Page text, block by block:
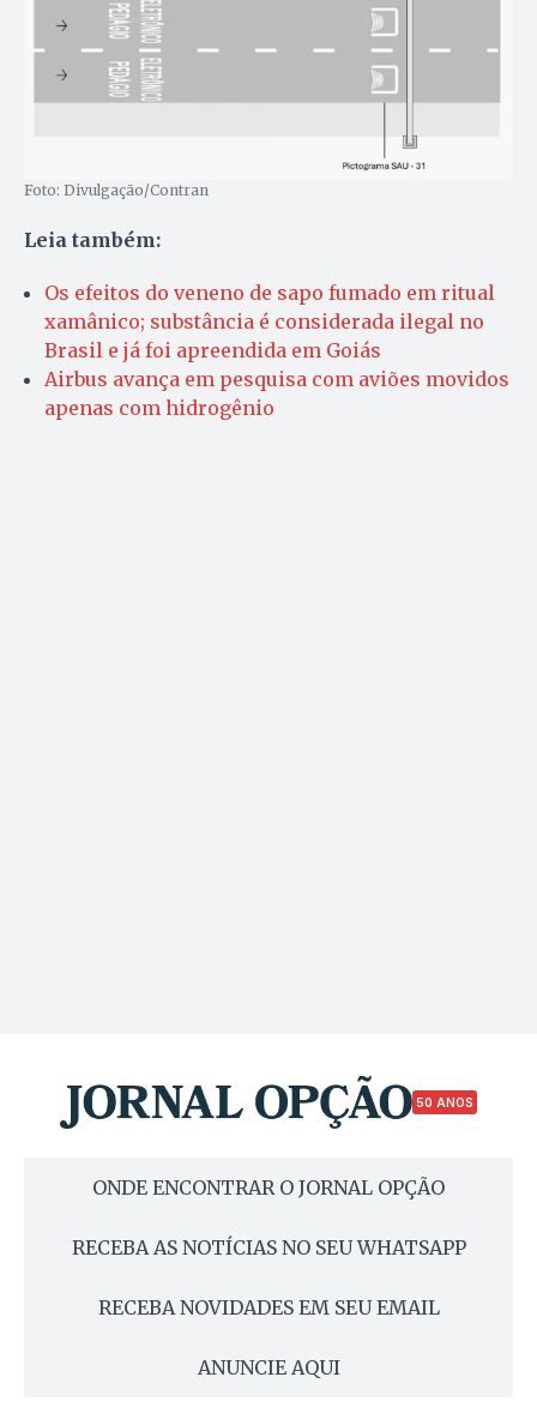
Foto: Divulgação/Contran
Leia também:
Os efeitos do veneno de sapo fumado em ritual
xamânico; substância é considerada ilegal no
Brasil e já foi apreendida em Goiás
Airbus avança em pesquisa com aviões movidos
apenas com hidrogênio
50 ANOS
ONDE ENCONTRAR O JORNAL OPÇÃO
RECEBA AS NOTÍCIAS NO SEU WHATSAPP
RECEBA NOVIDADES EM SEU EMAIL
ANUNCIE AQUI